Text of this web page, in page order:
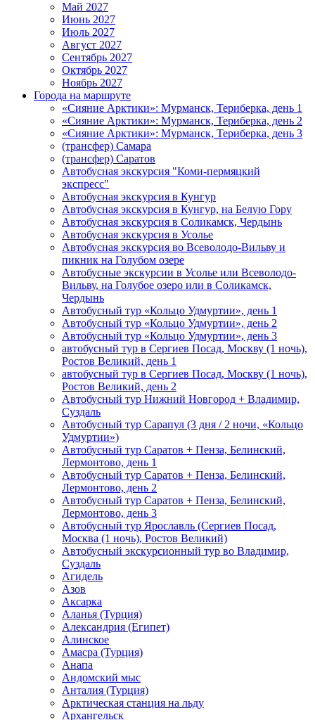
Май 2027
Июнь 2027
Июль 2027
Август 2027
Сентябрь 2027
Октябрь 2027
Ноябрь 2027
Города на маршруте
«Сияние Арктики»: Мурманск, Териберка, день 1
«Сияние Арктики»: Мурманск, Териберка, день 2
«Сияние Арктики»: Мурманск, Териберка, день 3
(трансфер) Самара
(трансфер) Саратов
Автобусная экскурсия "Коми-пермяцкий
экспресс"
Автобусная экскурсия в Кунгур
Автобусная экскурсия в Кунгур, на Белую Гору
Автобусная экскурсия в Соликамск, Чердынь
Автобусная экскурсия в Усолье
Автобусная экскурсия во Всеволодо-Вильву и
пикник на Голубом озере
Автобусные экскурсии в Усолье или Всеволодо-
Вильву, на Голубое озеро или в Соликамск,
Чердынь
Автобусный тур «Кольцо Удмуртии», день 1
Автобусный тур «Кольцо Удмуртии», день 2
Автобусный тур «Кольцо Удмуртии», день 3
автобусный тур в Сергиев Посад, Москву (1 ночь),
Ростов Великий, день 1
автобусный тур в Сергиев Посад, Москву (1 ночь),
Ростов Великий, день 2
Автобусный тур Нижний Новгород + Владимир,
Суздаль
Автобусный тур Сарапул (3 дня / 2 ночи, «Кольцо
Удмуртии»)
Автобусный тур Саратов + Пенза, Белинский,
Лермонтово, день 1
Автобусный тур Саратов + Пенза, Белинский,
Лермонтово, день 2
Автобусный тур Саратов + Пенза, Белинский,
Лермонтово, день 3
Автобусный тур Ярославль (Сергиев Посад,
Москва (1 ночь), Ростов Великий)
Автобусный экскурсионный тур во Владимир,
Суздаль
Агидель
Азов
Аксарка
Аланья (Турция)
Александрия (Египет)
Алинское
Амасра (Турция)
Анапа
Андомский мыс
Анталия (Турция)
Арктическая станция на льду
Архангельск